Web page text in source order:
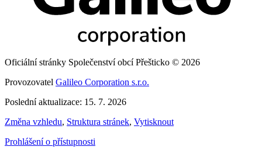
Oficiální stránky Společenství obcí Přešticko © 2026
Provozovatel Galileo Corporation s.r.o.
Poslední aktualizace: 15. 7. 2026
Změna vzhledu, Struktura stránek, Vytisknout
Prohlášení o přístupnosti